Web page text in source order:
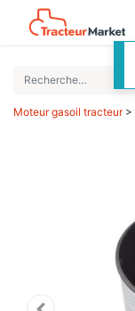
Moteur gasoil tracteur>